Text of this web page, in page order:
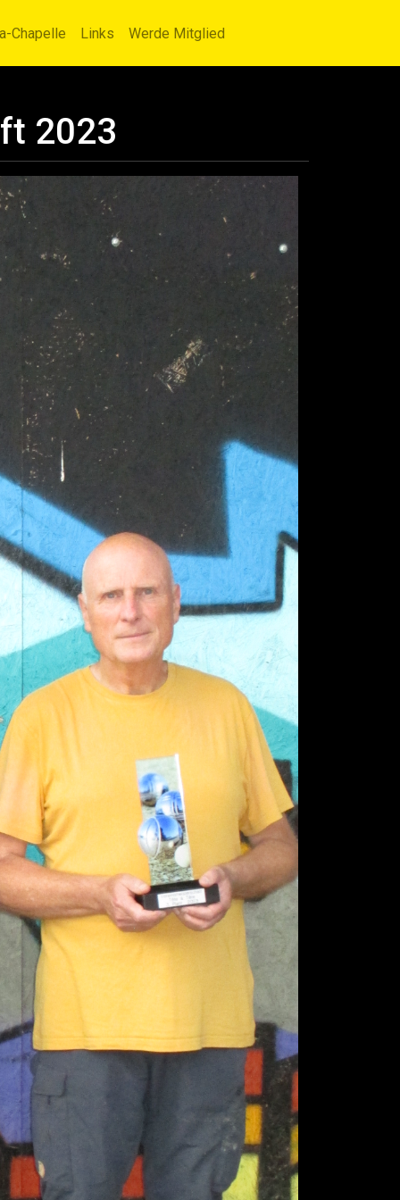
Chapelle Links Werde Mitglied
2023